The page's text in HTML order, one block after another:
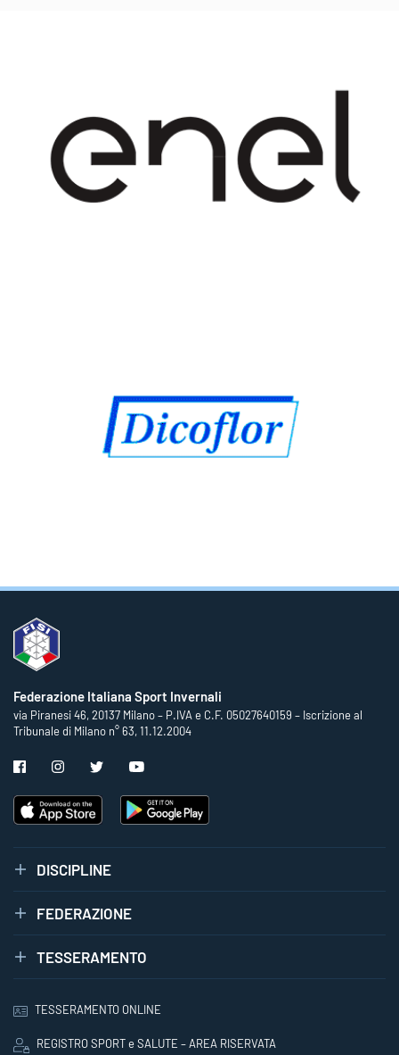
Federazione Italiana Sport Invernali
via Piranesi 46, 20137 Milano – P.IVA e C.F. 05027640159 – Iscrizione al
Tribunale di Milano n° 63, 11.12.2004
DISCIPLINE
FEDERAZIONE
TESSERAMENTO
TESSERAMENTO ONLINE
REGISTRO SPORT e SALUTE – AREA RISERVATA